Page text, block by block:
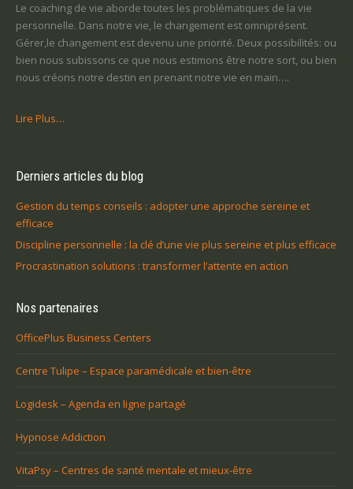
Le coaching de vie aborde toutes les problématiques de la vie
personnelle. Dans notre vie, le changement est omniprésent.
Gérer,le changement est devenu une priorité. Deux possibilités: ou
bien nous subissons ce que nous estimons être notre sort, ou bien
nous créons notre destin en prenant notre vie en main….
Lire Plus…
Derniers articles du blog
Gestion du temps conseils : adopter une approche sereine et
efficace
Discipline personnelle : la clé d’une vie plus sereine et plus efficace
Procrastination solutions : transformer l’attente en action
Nos partenaires
OfficePlus Business Centers
Centre Tulipe – Espace paramédicale et bien-être
Logidesk – Agenda en ligne partagé
Hypnose Addiction
VitaPsy – Centres de santé mentale et mieux-être